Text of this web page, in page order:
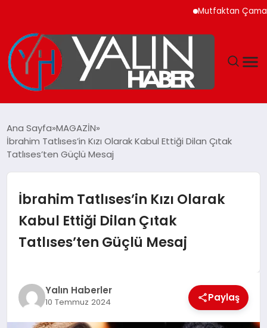
Mutfaktan Çamaşır
SPOR
YAŞAM
TEKNOLOJİ
Ana Sayfa MAGAZİN
İbrahim Tatlıses’in Kızı Olarak Kabul Ettiği Dilan Çıtak
Tatlıses’ten Güçlü Mesaj
İbrahim Tatlıses’in Kızı Olarak
Kabul Ettiği Dilan Çıtak
Tatlıses’ten Güçlü Mesaj
Yalın Haberler
10 Temmuz 2024 Paylaş